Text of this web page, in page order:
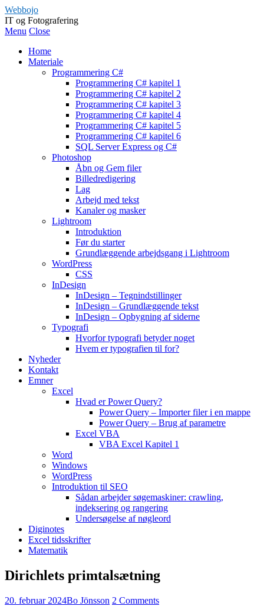
Webbojo
IT og Fotografering
Menu Close
Home
Materiale
Programmering C#
Programmering C# kapitel 1
Programmering C# kapitel 2
Programmering C# kapitel 3
Programmering C# kapitel 4
Programmering C# kapitel 5
Programmering C# kapitel 6
SQL Server Express og C#
Photoshop
Åbn og Gem filer
Billedredigering
Lag
Arbejd med tekst
Kanaler og masker
Lightroom
Introduktion
Før du starter
Grundlæggende arbejdsgang i Lightroom
WordPress
CSS
InDesign
InDesign – Tegnindstillinger
InDesign – Grundlæggende tekst
InDesign – Opbygning af siderne
Typografi
Hvorfor typografi betyder noget
Hvem er typografien til for?
Nyheder
Kontakt
Emner
Excel
Hvad er Power Query?
Power Query – Importer filer i en mappe
Power Query – Brug af parametre
Excel VBA
VBA Excel Kapitel 1
Word
Windows
WordPress
Introduktion til SEO
Sådan arbejder søgemaskiner: crawling,
indeksering og rangering
Undersøgelse af nøgleord
Diginotes
Excel tidsskrifter
Matematik
Dirichlets primtalsætning
20. februar 2024Bo Jönsson 2 Comments